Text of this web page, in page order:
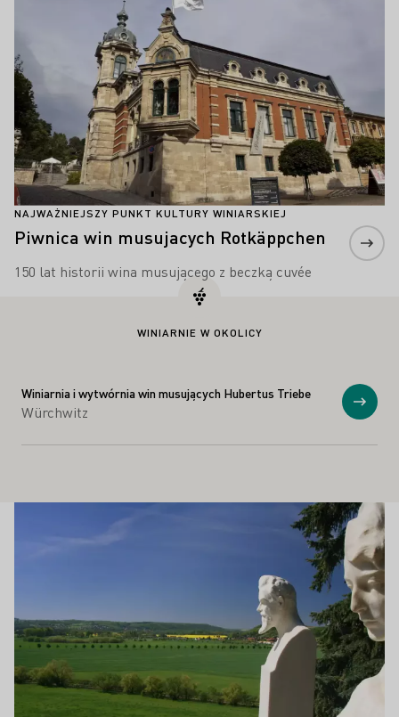
NAJWAŻNIEJSZY PUNKT KULTURY WINIARSKIEJ
Piwnica win musujacych Rotkäppchen
150 lat historii wina musującego z beczką cuvée
WINIARNIE W OKOLICY
Winiarnia i wytwórnia win musujących Hubertus Triebe
Würchwitz